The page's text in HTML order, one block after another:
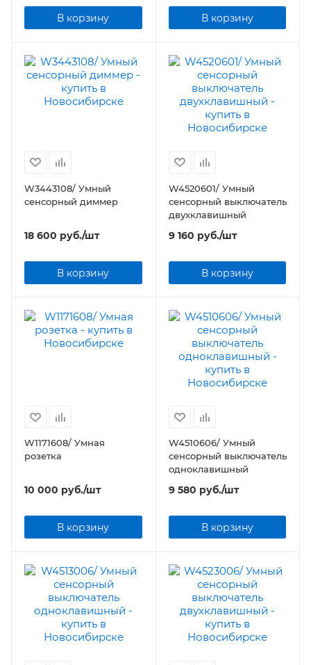
В корзину В корзину
W3443108/ Умный
сенсорный диммер
18 600 руб./шт
В корзину
W4520601/ Умный
сенсорный выключатель
двухклавишный
9 160 руб./шт
В корзину
W1171608/ Умная
розетка
10 000 руб./шт
В корзину
W4510606/ Умный
cенсорный выключатель
одноклавишный
9 580 руб./шт
В корзину